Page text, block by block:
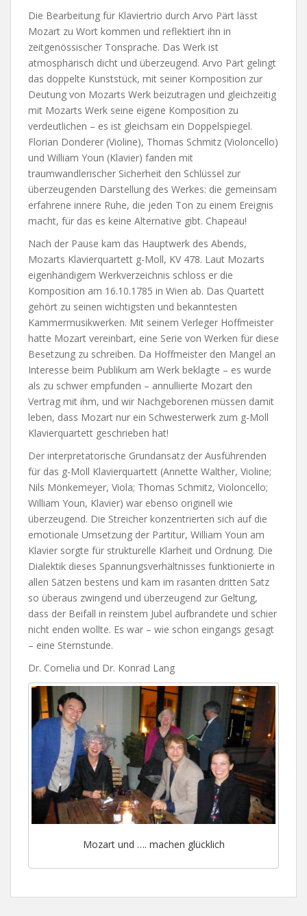
Die Bearbeitung für Klaviertrio durch Arvo Pärt lässt
Mozart zu Wort kommen und reflektiert ihn in
zeitgenössischer Tonsprache. Das Werk ist
atmosphärisch dicht und überzeugend. Arvo Pärt gelingt
das doppelte Kunststück, mit seiner Komposition zur
Deutung von Mozarts Werk beizutragen und gleichzeitig
mit Mozarts Werk seine eigene Komposition zu
verdeutlichen – es ist gleichsam ein Doppelspiegel.
Florian Donderer (Violine), Thomas Schmitz (Violoncello)
und William Youn (Klavier) fanden mit
traumwandlerischer Sicherheit den Schlüssel zur
überzeugenden Darstellung des Werkes: die gemeinsam
erfahrene innere Ruhe, die jeden Ton zu einem Ereignis
macht, für das es keine Alternative gibt. Chapeau!
Nach der Pause kam das Hauptwerk des Abends,
Mozarts Klavierquartett g-Moll, KV 478. Laut Mozarts
eigenhändigem Werkverzeichnis schloss er die
Komposition am 16.10.1785 in Wien ab. Das Quartett
gehört zu seinen wichtigsten und bekanntesten
Kammermusikwerken. Mit seinem Verleger Hoffmeister
hatte Mozart vereinbart, eine Serie von Werken für diese
Besetzung zu schreiben. Da Hoffmeister den Mangel an
Interesse beim Publikum am Werk beklagte – es wurde
als zu schwer empfunden – annullierte Mozart den
Vertrag mit ihm, und wir Nachgeborenen müssen damit
leben, dass Mozart nur ein Schwesterwerk zum g-Moll
Klavierquartett geschrieben hat!
Der interpretatorische Grundansatz der Ausführenden
für das g-Moll Klavierquartett (Annette Walther, Violine;
Nils Mönkemeyer, Viola; Thomas Schmitz, Violoncello;
William Youn, Klavier) war ebenso originell wie
überzeugend. Die Streicher konzentrierten sich auf die
emotionale Umsetzung der Partitur, William Youn am
Klavier sorgte für strukturelle Klarheit und Ordnung. Die
Dialektik dieses Spannungsverhältnisses funktionierte in
allen Sätzen bestens und kam im rasanten dritten Satz
so überaus zwingend und überzeugend zur Geltung,
dass der Beifall in reinstem Jubel aufbrandete und schier
nicht enden wollte. Es war – wie schon eingangs gesagt
– eine Sternstunde.
Dr. Cornelia und Dr. Konrad Lang
Mozart und …. machen glücklich